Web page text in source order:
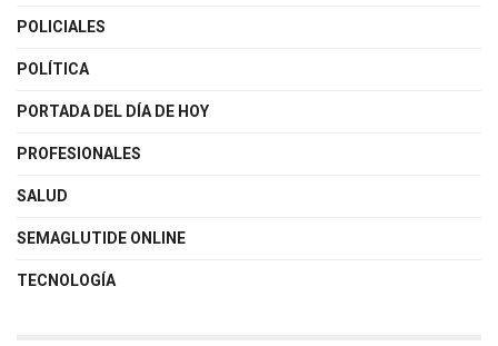
POLICIALES
POLÍTICA
PORTADA DEL DÍA DE HOY
PROFESIONALES
SALUD
SEMAGLUTIDE ONLINE
TECNOLOGÍA